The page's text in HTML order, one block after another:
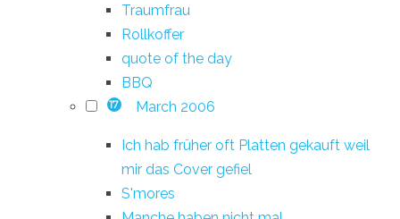
Traumfrau
Rollkoffer
quote of the day
BBQ
17 March 2006
Ich hab früher oft Platten gekauft weil
mir das Cover gefiel
S'mores